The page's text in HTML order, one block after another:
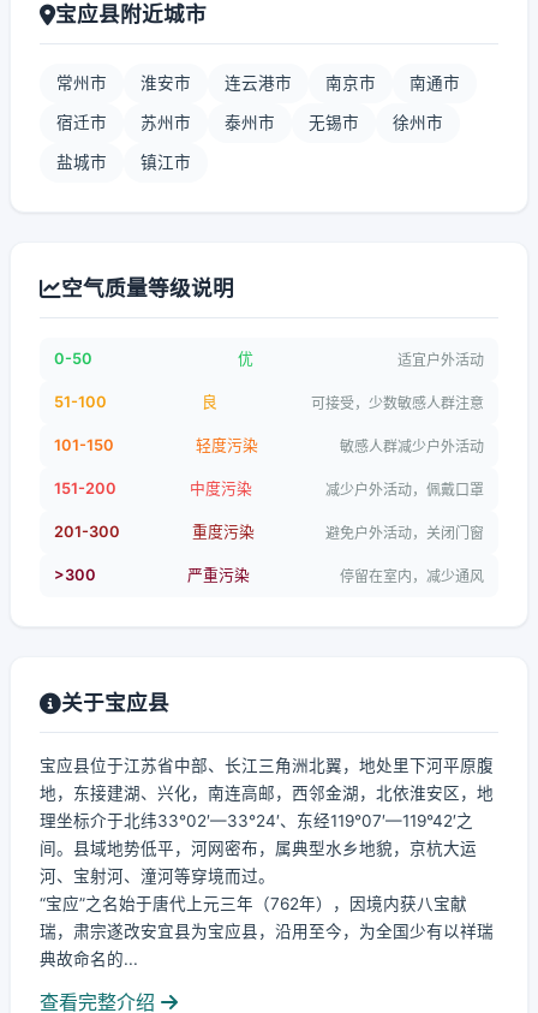
宝应县附近城市
常州市 淮安市 连云港市 南京市 南通市
宿迁市 苏州市 泰州市 无锡市 徐州市
盐城市 镇江市
空气质量等级说明
0-50 优 适宜户外活动
51-100 良 可接受，少数敏感人群注意
101-150 轻度污染 敏感人群减少户外活动
151-200 中度污染 减少户外活动，佩戴口罩
201-300 重度污染 避免户外活动，关闭门窗
>300 严重污染 停留在室内，减少通风
关于宝应县
宝应县位于江苏省中部、长江三角洲北翼，地处里下河平原腹
地，东接建湖、兴化，南连高邮，西邻金湖，北依淮安区，地
理坐标介于北纬33°02′—33°24′、东经119°07′—119°42′之
间。县域地势低平，河网密布，属典型水乡地貌，京杭大运
河、宝射河、潼河等穿境而过。
“宝应”之名始于唐代上元三年（762年），因境内获八宝献
瑞，肃宗遂改安宜县为宝应县，沿用至今，为全国少有以祥瑞
典故命名的...
查看完整介绍